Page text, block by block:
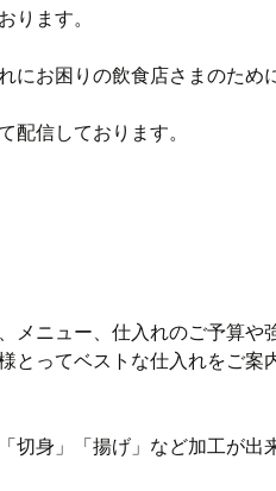
ります。
にお困りの飲食店さまのため
配信しております。
メニュー、仕入れのご予算や
とってベストな仕入れをご案
切身」「揚げ」など加工が出